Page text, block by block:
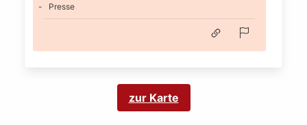
Presse
zur Karte